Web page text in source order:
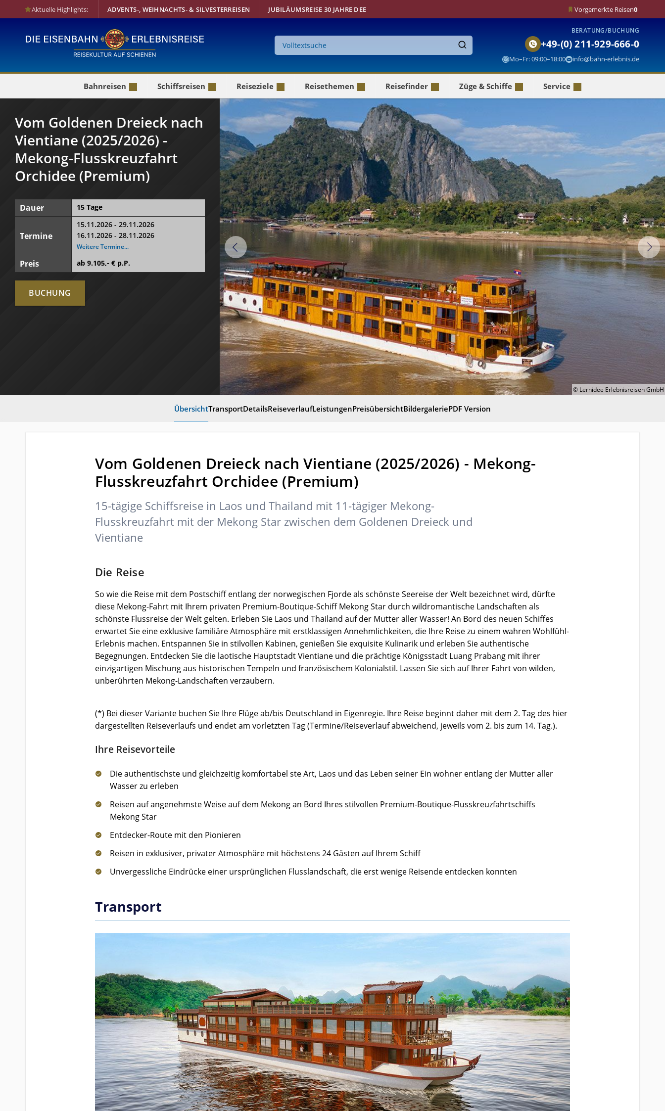
Aktuelle Highlights: ADVENTS-, WEIHNACHTS- & SILVESTERREISEN JUBILÄUMSREISE 30 JAHRE DEE Vorgemerkte Reisen0
Suche
auf
Finden
BERATUNG/BUCHUNG
+49-(0) 211-929-666-0
Mo–Fr: 09:00–18:00 info@bahn-erlebnis.de
Bahnreisen Schiffsreisen Reiseziele Reisethemen Reisefinder Züge & Schiffe Service
Vom Goldenen Dreieck nach
Vientiane (2025/2026) -
Mekong-Flusskreuzfahrt
Orchidee (Premium)
Dauer 15 Tage
Termine
15.11.2026 - 29.11.2026
16.11.2026 - 28.11.2026
Weitere Termine...
Preis ab9.105,- € p.P.
BUCHUNG
© Lernidee Erlebnisreisen GmbH
ÜbersichtTransportDetailsReiseverlaufLeistungenPreisübersichtBildergaleriePDF Version
Vom Goldenen Dreieck nach Vientiane (2025/2026) - Mekong-
Flusskreuzfahrt Orchidee (Premium)
15-tägige Schiffsreise in Laos und Thailand mit 11-tägiger Mekong-
Flusskreuzfahrt mit der Mekong Star zwischen dem Goldenen Dreieck und
Vientiane
Die Reise
So wie die Reise mit dem Postschiff entlang der norwegischen Fjorde als schönste Seereise der Welt bezeichnet wird, dürfte
diese Mekong-Fahrt mit Ihrem privaten Premium-Boutique-Schiff Mekong Star durch wildromantische Landschaften als
schönste Flussreise der Welt gelten. Erleben Sie Laos und Thailand auf der Mutter aller Wasser! An Bord des neuen Schiffes
erwartet Sie eine exklusive familiäre Atmosphäre mit erstklassigen Annehmlichkeiten, die Ihre Reise zu einem wahren Wohlfühl-
Erlebnis machen. Entspannen Sie in stilvollen Kabinen, genießen Sie exquisite Kulinarik und erleben Sie authentische
Begegnungen. Entdecken Sie die laotische Hauptstadt Vientiane und die prächtige Königsstadt Luang Prabang mit ihrer
einzigartigen Mischung aus historischen Tempeln und französischem Kolonialstil. Lassen Sie sich auf Ihrer Fahrt von wilden,
unberührten Mekong-Landschaften verzaubern.
(*) Bei dieser Variante buchen Sie Ihre Flüge ab/bis Deutschland in Eigenregie. Ihre Reise beginnt daher mit dem 2. Tag des hier
dargestellten Reiseverlaufs und endet am vorletzten Tag (Termine/Reiseverlauf abweichend, jeweils vom 2. bis zum 14. Tag.).
Ihre Reisevorteile
Die authentischste und gleichzeitig komfortabel ste Art, Laos und das Leben seiner Ein wohner entlang der Mutter aller
Wasser zu erleben
Reisen auf angenehmste Weise auf dem Mekong an Bord Ihres stilvollen Premium-Boutique-Flusskreuzfahrtschiffs
Mekong Star
Entdecker-Route mit den Pionieren
Reisen in exklusiver, privater Atmosphäre mit höchstens 24 Gästen auf Ihrem Schiff
Unvergessliche Eindrücke einer ursprünglichen Flusslandschaft, die erst wenige Reisende entdecken konnten
Transport